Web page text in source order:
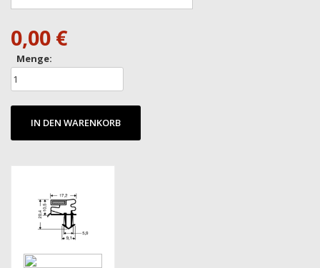
0,00 €
Menge:
IN DEN WARENKORB
Bildgalerie
springen